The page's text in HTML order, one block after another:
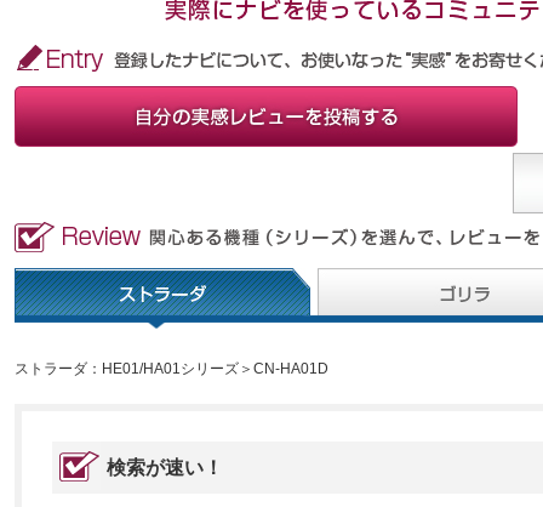
ストラーダ：HE01/HA01シリーズ＞CN-HA01D
検索が速い！